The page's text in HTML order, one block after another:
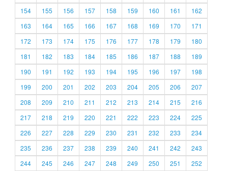
154
155 156 157 158 159 160 161
162
163
164 165 166 167 168 169 170
171
172
173 174 175 176 177 178 179
180
181
182 183 184 185 186 187 188
189
190
191 192 193 194 195 196 197
198
199
200 201 202 203 204 205 206
207
208
209 210 211 212 213 214 215
216
217
218 219 220 221 222 223 224
225
226
227 228 229 230 231 232 233
234
235
236 237 238 239 240 241 242
243
244
245 246 247 248 249 250 251 252